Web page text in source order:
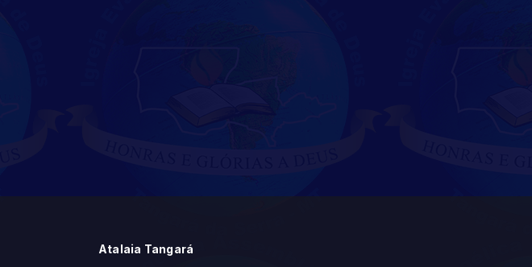
Atalaia Tangará